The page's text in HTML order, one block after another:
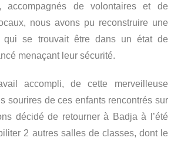
accompagnés de volontaires et de
nous avons pu reconstruire une
qui se trouvait être dans un état de
menaçant leur sécurité.
accompli, de cette merveilleuse
sourires de ces enfants rencontrés sur
décidé de retourner à Badja à l’été
2 autres salles de classes, dont le